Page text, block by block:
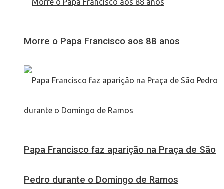
Morre o Papa Francisco aos 88 anos
Papa Francisco faz aparição na Praça de São
Pedro durante o Domingo de Ramos